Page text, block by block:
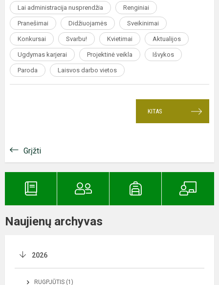
Lai administracija nusprendžia Renginiai
Pranešimai Didžiuojamės Sveikinimai
Konkursai Svarbu! Kvietimai Aktualijos
Ugdymas karjerai Projektinė veikla Išvykos
Paroda Laisvos darbo vietos
KITAS
Grįžti
Naujienų archyvas
2026
RUGPJŪTIS (1)